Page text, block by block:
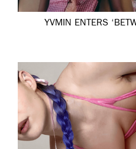
YVMIN ENTERS